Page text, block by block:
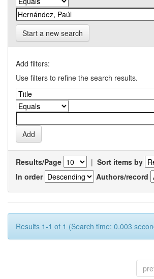
Start a new search
Add filters:
Use filters to refine the search results.
Results/Page | Sort items by
In order
Authors/record
Results 1-1 of 1 (Search time: 0.003